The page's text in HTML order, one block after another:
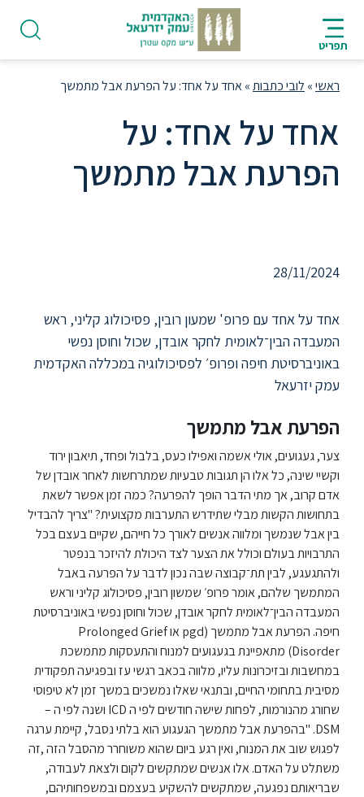
לתוכן
מרכזי
העמוד
תפריט
AR
פודקאסט
תואר
היחידה
ללימודי
אנגלית
תואר
שני
המרכז
הקדם
אקדמי
לימודי
חוץ
והמשך
מתעניינים
סטודנטים
ראשי» לובי כתבות»אחד על אחד: על הפרעת אבל מתמשך
אחד על אחד: על
הפרעת אבל מתמשך
28/11/2024
אחד על אחד עם פרופ' שמעון רובין, פסיכולוג קליני, ראש
המעבדה הבין־לאומית לחקר אובדן, שכול וחוסן נפשי
באוניברסיטת חיפה ופרופ׳ לפסיכולוגיה במכללה האקדמית
עמק יזרעאל
הפרעת אבל מתמשך
צער, געגועים, אולי אשמה ואפילו כעס, בלבול ופחד, תיאבון ירוד
וקשיי שינה, כל אלו הן תגובות טבעיות שמתרחשות לאחר אובדן של
אדם קרוב, אך מתי הדבר הופך להפרעה? כמה זמן אפשר לשאת
בתחושות הקשות מבלי שתידרש התערבות מקצועית? "צריך להבדיל
בין אבל שנמשך ומלווה אנשים לאורך כל חייהם, שקיים בעצם בכל
התרבויות בעולם וכולל את הצער לצד היכולת להיזכר בנפטר
ולהתגעגע, לבין תת־קבוצה שבה נכון לדבר על הפרעה באבל
המתמשך שלהם, אומר פרופ׳ שמשון רובין, פסיכולוג קליני וראש
המעבדה הבין־לאומית לחקר אובדן, שכול וחוסן נפשי באוניברסיטת
חיפה. הפרעת אבל מתמשך (pgd או Prolonged Grief
Disorder) מתאפיינת בגעגועים למנוח והתעסקות מתמשכת
במחשבות ובזיכרונות עליו, מלווה בכאב רגשי עז ובפגיעה תפקודית
מסיבית בתחומי החיים, ובתנאי שאלו נמשכים במשך זמן לא טיפוסי
שחורג מהנורמות, לפחות שישה חודשים לפי ה ICD ושנה לפי ה –
DSM. "בהפרעת אבל מתמשך הגעגוע הוא בלתי נסבל, קיימת ערגה
לפגוש שוב את המנוח, ואין רגע ביום שהוא משוחרר מהסבל הזה ,זה
משתלט על האדם. אלו אנשים שמתקשים לקום ולצאת לעבודה,
שבריאותם נפגעה, שמתקשים להשקיע בעצמם ובמשפחותיהם,